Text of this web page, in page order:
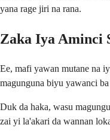
yana rage jiri na rana.
Zaka Iya Aminci
Ee, mafi yawan mutane na
magunguna biyu yawanci
Duk da haka, wasu
zai yi la'akari da wannan